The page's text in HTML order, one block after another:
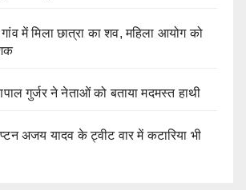
में मिला छात्रा का शव, महिला आयोग को
गुर्जर ने नेताओं को बताया मदमस्त हाथी
अजय यादव के ट्वीट वार में कटारिया भी